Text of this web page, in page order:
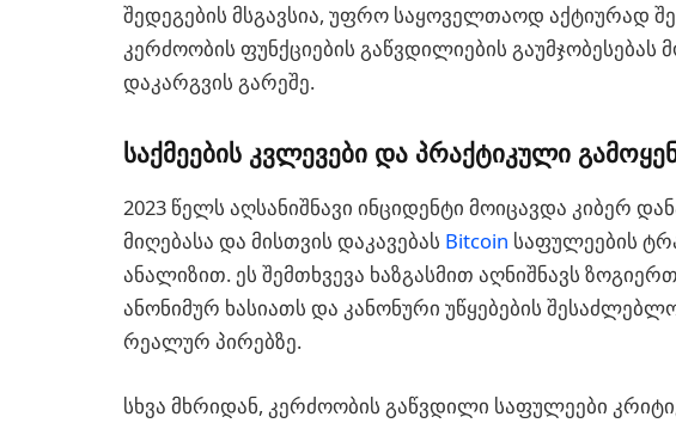
შედეგების მსგავსია, უფრო საყოველთაოდ აქტიურად
კერძოობის ფუნქციების გაწვდილიების გაუმჯობესებას
დაკარგვის გარეშე.
საქმეების კვლევები და პრაქტიკული
2023 წელს აღსანიშნავი ინციდენტი მოიცავდა კიბერ
მიღებასა და მისთვის დაკავებას Bitcoin საფულეების
ანალიზით. ეს შემთხვევა ხაზგასმით აღნიშნავს
ანონიმურ ხასიათს და კანონური უწყებების
რეალურ პირებზე.
სხვა მხრიდან, კერძოობის გაწვდილი საფულეები